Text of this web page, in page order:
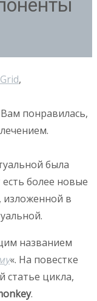
,
понравилась,
была
более новые
изложенной в
названием
«. На повестке
статье цикла,
.